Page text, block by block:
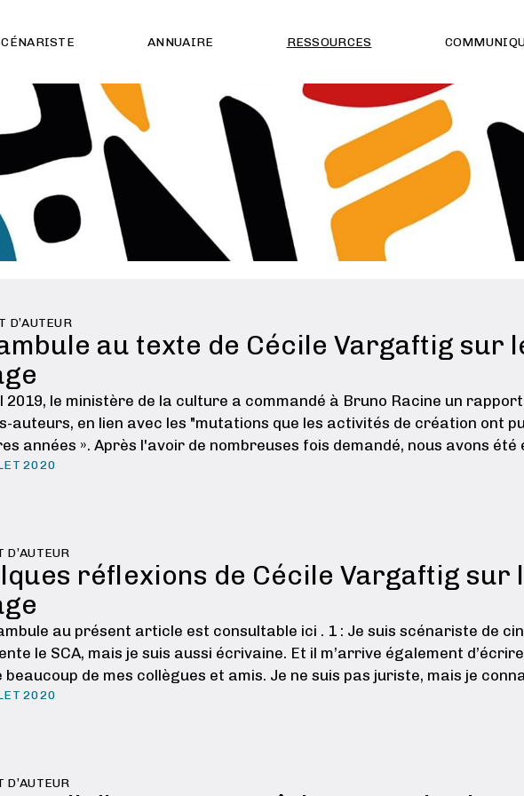
ANNUAIRE RESSOURCES
D’AUTEUR
au texte de Cécile Vargaftig sur
2019, le ministère de la culture a commandé à Bruno Racine un
auteurs, en lien avec les "mutations que les activités de création ont
années ». Après l'avoir de nombreuses fois demandé, nous avons été
2020
D’AUTEUR
réflexions de Cécile Vargaftig sur
au présent article est consultable ici . 1 : Je suis scénariste de
le SCA, mais je suis aussi écrivaine. Et il m’arrive également
beaucoup de mes collègues et amis. Je ne suis pas juriste, mais je
…
2020
D’AUTEUR